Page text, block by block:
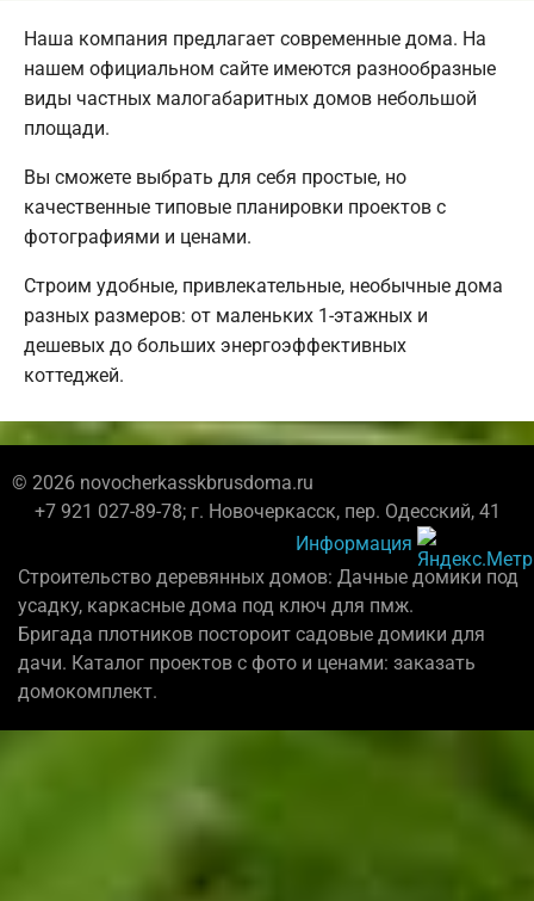
Наша компания предлагает современные дома. На
нашем официальном сайте имеются разнообразные
виды частных малогабаритных домов небольшой
площади.
Вы сможете выбрать для себя простые, но
качественные типовые планировки проектов с
фотографиями и ценами.
Строим удобные, привлекательные, необычные дома
разных размеров: от маленьких 1-этажных и
дешевых до больших энергоэффективных
коттеджей.
© 2026 novocherkasskbrusdoma.ru
+7 921 027-89-78; г. Новочеркасск, пер. Одесский, 41
Информация
Строительство деревянных домов: Дачные домики под
усадку, каркасные дома под ключ для пмж.
Бригада плотников постороит садовые домики для
дачи. Каталог проектов с фото и ценами: заказать
домокомплект.